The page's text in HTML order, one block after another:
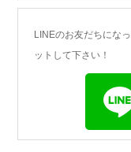
LINEのお友だちにな
ットして下さい！